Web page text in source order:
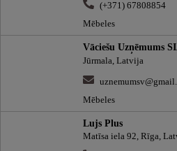
(+371) 67808854
Mēbeles
Vāciešu Uzņēmums
Jūrmala, Latvija
Mēbeles
Lujs Plus
Matīsa iela 92, Rīga,